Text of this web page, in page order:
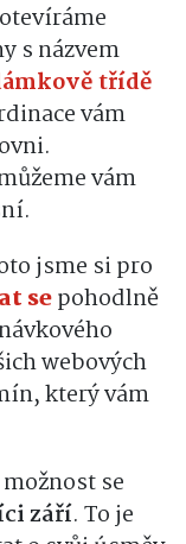
s názvem
třídě
vám
vám
jsme si pro
sepohodlně
webových
který vám
se
září. To je